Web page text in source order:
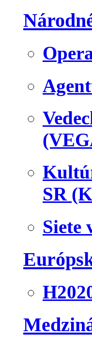
SR
Siete